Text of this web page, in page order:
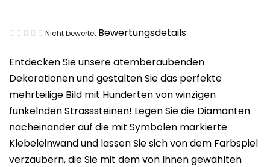
Entdecken Sie unsere atemberaubenden
Dekorationen und gestalten Sie das perfekte
mehrteilige Bild mit Hunderten von winzigen
funkelnden Strasssteinen! Legen Sie die Diamanten
nacheinander auf die mit Symbolen markierte
Klebeleinwand und lassen Sie sich von dem Farbspiel
verzaubern, die Sie mit dem von Ihnen gewählten
Die
Produktbewertung
ist
0,0
von
5
Sternen.
Nicht bewertet Bewertungsdetails